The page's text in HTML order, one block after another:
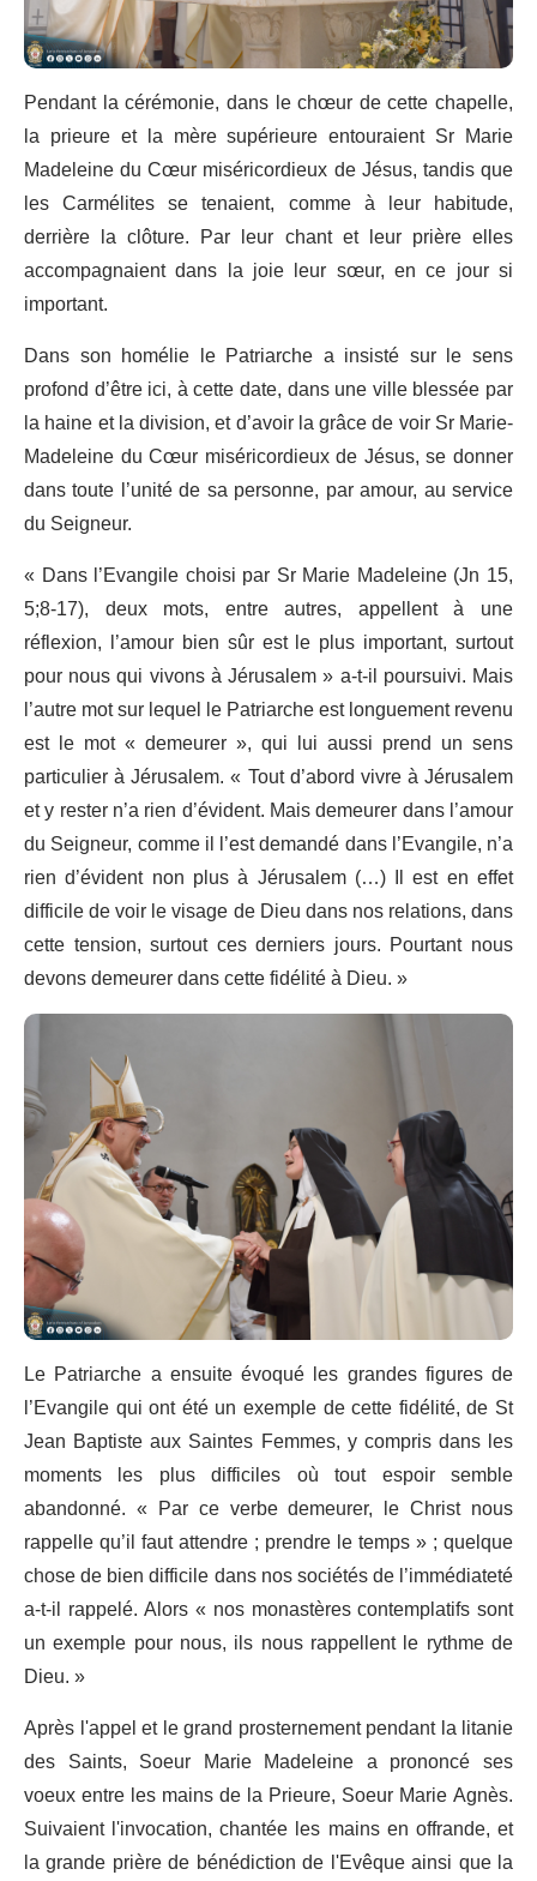
Pendant la cérémonie, dans le chœur de cette chapelle,
la prieure et la mère supérieure entouraient Sr Marie
Madeleine du Cœur miséricordieux de Jésus, tandis que
les Carmélites se tenaient, comme à leur habitude,
derrière la clôture. Par leur chant et leur prière elles
accompagnaient dans la joie leur sœur, en ce jour si
important.
Dans son homélie le Patriarche a insisté sur le sens
profond d’être ici, à cette date, dans une ville blessée par
la haine et la division, et d’avoir la grâce de voir Sr Marie-
Madeleine du Cœur miséricordieux de Jésus, se donner
dans toute l’unité de sa personne, par amour, au service
du Seigneur.
« Dans l’Evangile choisi par Sr Marie Madeleine (Jn 15,
5;8-17), deux mots, entre autres, appellent à une
réflexion, l’amour bien sûr est le plus important, surtout
pour nous qui vivons à Jérusalem » a-t-il poursuivi. Mais
l’autre mot sur lequel le Patriarche est longuement revenu
est le mot « demeurer », qui lui aussi prend un sens
particulier à Jérusalem. « Tout d’abord vivre à Jérusalem
et y rester n’a rien d’évident. Mais demeurer dans l’amour
du Seigneur, comme il l’est demandé dans l’Evangile, n’a
rien d’évident non plus à Jérusalem (…) Il est en effet
difficile de voir le visage de Dieu dans nos relations, dans
cette tension, surtout ces derniers jours. Pourtant nous
devons demeurer dans cette fidélité à Dieu. »
Le Patriarche a ensuite évoqué les grandes figures de
l’Evangile qui ont été un exemple de cette fidélité, de St
Jean Baptiste aux Saintes Femmes, y compris dans les
moments les plus difficiles où tout espoir semble
abandonné. « Par ce verbe demeurer, le Christ nous
rappelle qu’il faut attendre ; prendre le temps » ; quelque
chose de bien difficile dans nos sociétés de l’immédiateté
a-t-il rappelé. Alors « nos monastères contemplatifs sont
un exemple pour nous, ils nous rappellent le rythme de
Dieu. »
Après l'appel et le grand prosternement pendant la litanie
des Saints, Soeur Marie Madeleine a prononcé ses
voeux entre les mains de la Prieure, Soeur Marie Agnès.
Suivaient l'invocation, chantée les mains en offrande, et
la grande prière de bénédiction de l'Evêque ainsi que la